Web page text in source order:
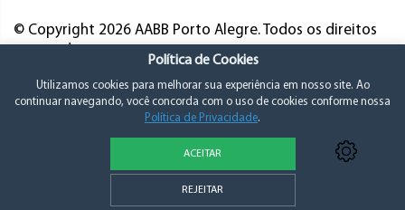
© Copyright 2026 AABB Porto Alegre. Todos os direitos
Política de Privacidade e Consentimento
Política de Cookies
Utilizamos cookies para melhorar sua experiência em nosso site. Ao
continuar navegando, você concorda com o uso de cookies conforme nossa
Política de Privacidade.
ACEITAR
REJEITAR